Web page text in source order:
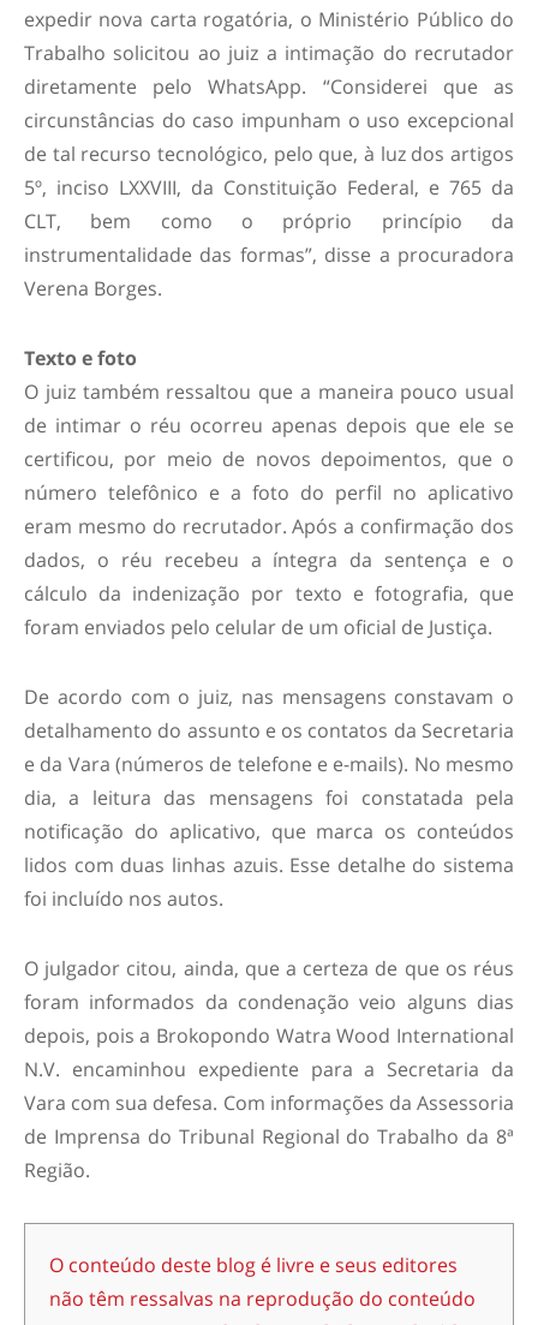
expedir nova carta rogatória, o Ministério Público do
Trabalho solicitou ao juiz a intimação do recrutador
diretamente pelo WhatsApp. “Considerei que as
circunstâncias do caso impunham o uso excepcional
de tal recurso tecnológico, pelo que, à luz dos artigos
5º, inciso LXXVIII, da Constituição Federal, e 765 da
CLT, bem como o próprio princípio da
instrumentalidade das formas”, disse a procuradora
Verena Borges.
Texto e foto
O juiz também ressaltou que a maneira pouco usual
de intimar o réu ocorreu apenas depois que ele se
certificou, por meio de novos depoimentos, que o
número telefônico e a foto do perfil no aplicativo
eram mesmo do recrutador. Após a confirmação dos
dados, o réu recebeu a íntegra da sentença e o
cálculo da indenização por texto e fotografia, que
foram enviados pelo celular de um oficial de Justiça.
De acordo com o juiz, nas mensagens constavam o
detalhamento do assunto e os contatos da Secretaria
e da Vara (números de telefone e e-mails). No mesmo
dia, a leitura das mensagens foi constatada pela
notificação do aplicativo, que marca os conteúdos
lidos com duas linhas azuis. Esse detalhe do sistema
foi incluído nos autos.
O julgador citou, ainda, que a certeza de que os réus
foram informados da condenação veio alguns dias
depois, pois a Brokopondo Watra Wood International
N.V. encaminhou expediente para a Secretaria da
Vara com sua defesa. Com informações da Assessoria
de Imprensa do Tribunal Regional do Trabalho da 8ª
Região.
O conteúdo deste blog é livre e seus editores
não têm ressalvas na reprodução do conteúdo